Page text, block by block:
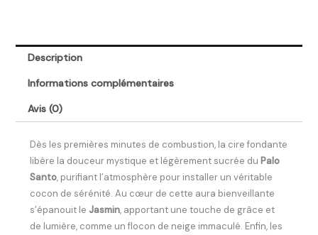
Description
Informations complémentaires
Avis (0)
Dès les premières minutes de combustion, la cire fondante
libère la douceur mystique et légèrement sucrée du Palo
Santo, purifiant l’atmosphère pour installer un véritable
cocon de sérénité. Au cœur de cette aura bienveillante
s’épanouit le Jasmin, apportant une touche de grâce et
de lumière, comme un flocon de neige immaculé. Enfin, les